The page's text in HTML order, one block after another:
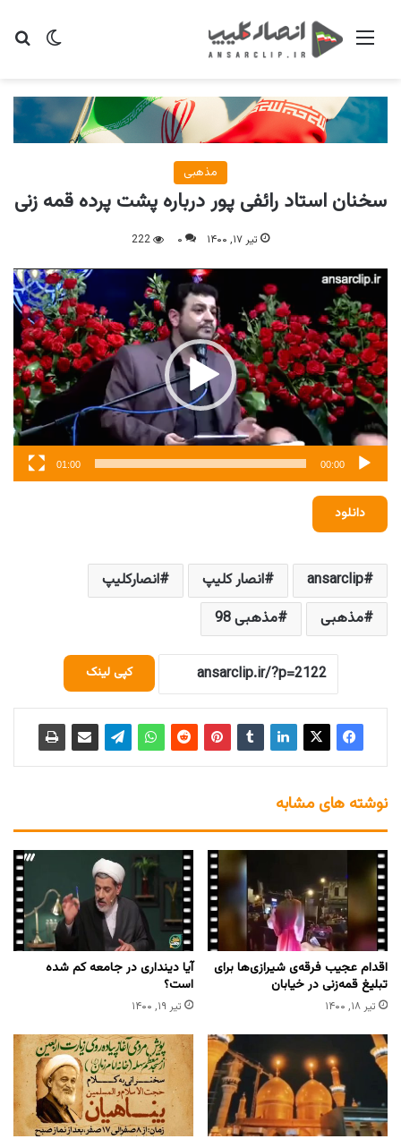
تغییر منو
مذهبی
سخنان استاد رائفی پور درباره پشت پرده قمه زنی
تیر ۱۷, ۱۴۰۰ ۰ 222
نمایشگر
ویدیو
00:00
01:00
دانلود
ansarclip انصار کلیپ
انصارکلیپ
مذهبی
مذهبی 98
کپی لینک
نوشته های مشابه
اقدام عجیب فرقه‌ی شیرازی‌ها برای
تبلیغ قمه‌زنی در خیابان
تیر ۱۸, ۱۴۰۰
آیا دینداری در جامعه کم شده
است؟
تیر ۱۹, ۱۴۰۰